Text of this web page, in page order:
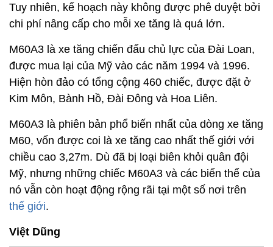
Tuy nhiên, kế hoạch này không được phê duyệt bởi
chi phí nâng cấp cho mỗi xe tăng là quá lớn.
M60A3 là xe tăng chiến đấu chủ lực của Đài Loan,
được mua lại của Mỹ vào các năm 1994 và 1996.
Hiện hòn đảo có tổng cộng 460 chiếc, được đặt ở
Kim Môn, Bành Hồ, Đài Đông và Hoa Liên.
M60A3 là phiên bản phổ biến nhất của dòng xe tăng
M60, vốn được coi là xe tăng cao nhất thế giới với
chiều cao 3,27m. Dù đã bị loại biên khỏi quân đội
Mỹ, nhưng những chiếc M60A3 và các biến thể của
nó vẫn còn hoạt động rộng rãi tại một số nơi trên
thế giới.
Việt Dũng